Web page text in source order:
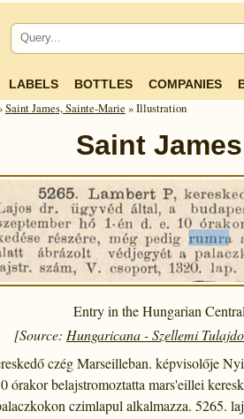
LABELS BOTTLES COMPANIES
Saint James, Sainte-Marie » Illustration
Saint
Entry in the Hungarian
[Source: Hungaricana - Szellemi
czég Marseilleban. képvisolője
órakor belajstromoztatta mars'eillei
czimlapul alkalmazza. 5265.